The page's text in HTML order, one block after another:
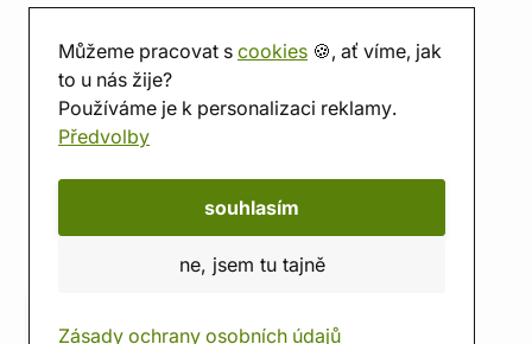
Můžeme pracovat s cookies 🍪, ať víme, jak
to u nás žije?
Používáme je k personalizaci reklamy.
Předvolby
souhlasím
ne, jsem tu tajně
Zásady ochrany osobních údajů
Prodejna
Herna
O nás
Hodnocení obchodu